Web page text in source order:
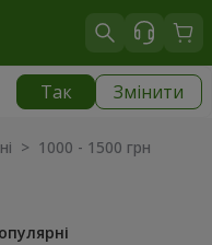
Так Змінити
> 1000 - 1500 грн